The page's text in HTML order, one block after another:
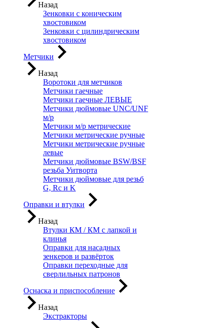
Назад
Зенковки с коническим
хвостовиком
Зенковки с цилиндрическим
хвостовиком
Метчики
Назад
Воротоки для метчиков
Метчики гаечные
Метчики гаечные ЛЕВЫЕ
Метчики дюймовые UNC/UNF
м/р
Метчики м/р метрические
Метчики метрические ручные
Метчики метрические ручные
левые
Метчики дюймовые BSW/BSF
резьба Уитворта
Метчики дюймовые для резьб
G, Rc и K
Оправки и втулки
Назад
Втулки КМ / КМ с лапкой и
клинья
Оправки для насадных
зенкеров и развёрток
Оправки переходные для
сверлильных патронов
Оснаска и приспособление
Назад
Экстракторы